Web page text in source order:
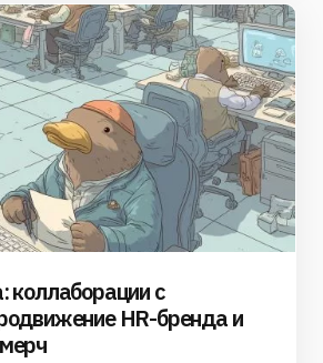
коллаборации с
HR-бренда и